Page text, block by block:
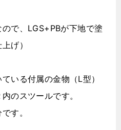
で、LGS+PBが下地で塗
げ）
いる付属の金物（L型）
のスツールです。
す。